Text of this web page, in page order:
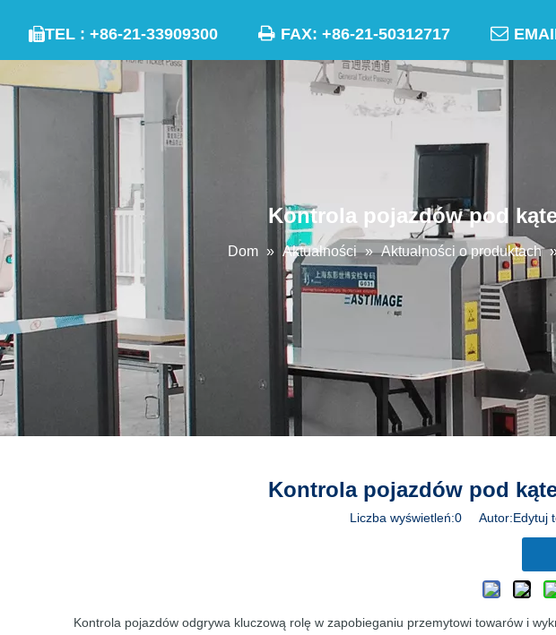
TEL : +86-21-33909300  FAX: +86-21-50312717 
Kontrola pojazdów pod
Dom » Aktualności » Aktualności o produktach
Kontrola pojazdów pod
Liczba wyświetleń:0 Autor:Edytuj
Kontrola pojazdów odgrywa kluczową rolę w zapobieganiu przemytowi towarów i